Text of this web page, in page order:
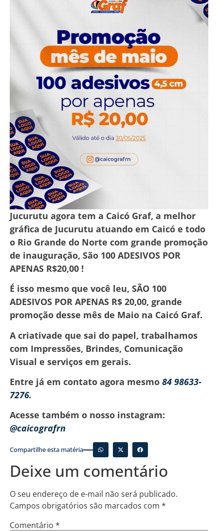
Jucurutu agora tem a Caicó Graf, a melhor
gráfica de Jucurutu atuando em Caicó e todo
o Rio Grande do Norte com grande promoção
de inauguração, São 100 ADESIVOS POR
APENAS R$20,00 !
É isso mesmo que você leu, SÃO 100
ADESIVOS POR APENAS R$ 20,00, grande
promoção desse mês de Maio na Caicó Graf.
A criativade que sai do papel, trabalhamos
com Impressões, Brindes, Comunicação
Visual e serviços em gerais.
Entre já em contato agora mesmo 84 98633-
7276.
Acesse também o nosso instagram:
@caicografrn
Compartilhe esta matéria
Deixe um comentário
O seu endereço de e-mail não será publicado.
Campos obrigatórios são marcados com *
Comentário *